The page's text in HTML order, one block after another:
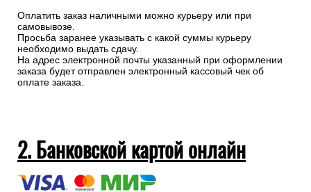
Оплатить заказ наличными можно курьеру или при
самовывозе.
Просьба заранее указывать с какой суммы курьеру
необходимо выдать сдачу.
На адрес электронной почты указанный при оформлении
заказа будет отправлен электронный кассовый чек об
оплате заказа.
2. Банковской картой онлайн